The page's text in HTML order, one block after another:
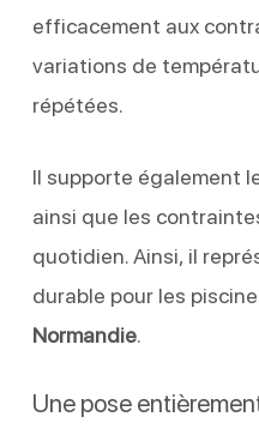
efficacement aux
variations de
répétées.
Il supporte également
ainsi que les
quotidien. Ainsi, il
durable pour les
Normandie.
Une pose